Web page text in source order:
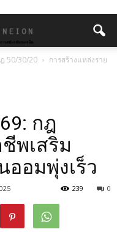
50/30/20
การสร้างแหล่งราย
กฎ
พเสริม
ออมพุ่งเร็ว
0
239